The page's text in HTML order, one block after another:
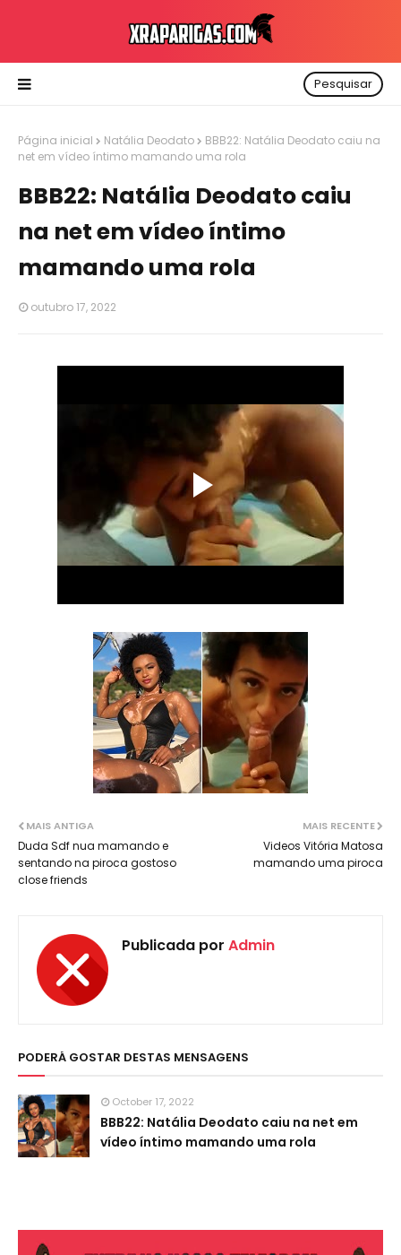
Pesquisar
Página inicial Natália Deodato
BBB22: Natália Deodato caiu na
net em vídeo íntimo mamando uma rola
BBB22: Natália Deodato caiu
na net em vídeo íntimo
mamando uma rola
outubro 17, 2022
MAIS RECENTE
Videos Vitória Matosa
mamando uma piroca
MAIS ANTIGA
Duda Sdf nua mamando e
sentando na piroca gostoso
close friends
Publicada por Admin
PODERÁ GOSTAR DESTAS MENSAGENS
October 17, 2022
BBB22: Natália Deodato caiu na net em
vídeo íntimo mamando uma rola